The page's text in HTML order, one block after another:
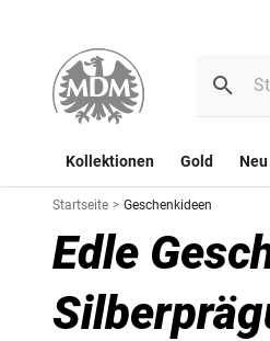
Kollektionen Gold
Startseite > Geschenkideen
Edle